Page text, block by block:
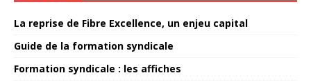
La reprise de Fibre Excellence, un enjeu capital
Guide de la formation syndicale
Formation syndicale : les affiches